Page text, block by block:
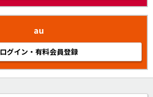
au
ログイン・有料会員登録